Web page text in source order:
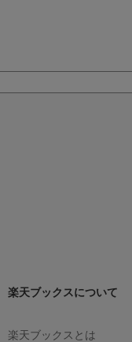
楽天ブックスについて
楽天ブックスとは